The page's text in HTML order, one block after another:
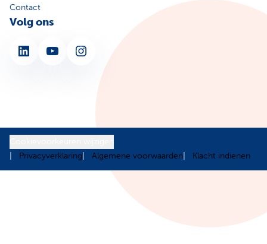
Contact
Volg ons
LinkedIn YouTube Instagram
Privacyverklaring
Algemene voorwaarden Klacht indienen